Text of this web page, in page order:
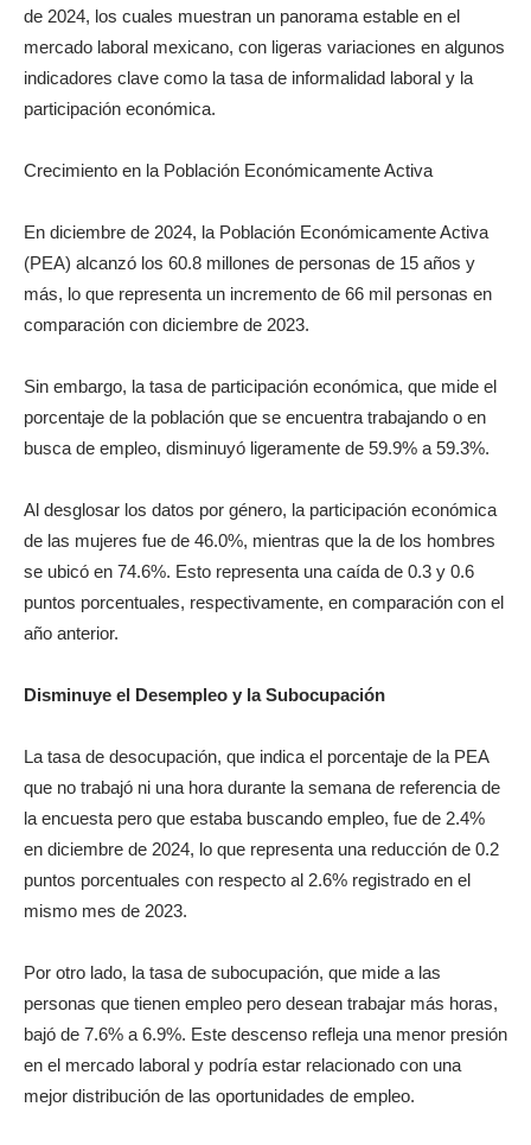
de 2024, los cuales muestran un panorama estable en el
mercado laboral mexicano, con ligeras variaciones en algunos
indicadores clave como la tasa de informalidad laboral y la
participación económica.
Crecimiento en la Población Económicamente Activa
En diciembre de 2024, la Población Económicamente Activa
(PEA) alcanzó los 60.8 millones de personas de 15 años y
más, lo que representa un incremento de 66 mil personas en
comparación con diciembre de 2023.
Sin embargo, la tasa de participación económica, que mide el
porcentaje de la población que se encuentra trabajando o en
busca de empleo, disminuyó ligeramente de 59.9% a 59.3%.
Al desglosar los datos por género, la participación económica
de las mujeres fue de 46.0%, mientras que la de los hombres
se ubicó en 74.6%. Esto representa una caída de 0.3 y 0.6
puntos porcentuales, respectivamente, en comparación con el
año anterior.
Disminuye el Desempleo y la Subocupación
La tasa de desocupación, que indica el porcentaje de la PEA
que no trabajó ni una hora durante la semana de referencia de
la encuesta pero que estaba buscando empleo, fue de 2.4%
en diciembre de 2024, lo que representa una reducción de 0.2
puntos porcentuales con respecto al 2.6% registrado en el
mismo mes de 2023.
Por otro lado, la tasa de subocupación, que mide a las
personas que tienen empleo pero desean trabajar más horas,
bajó de 7.6% a 6.9%. Este descenso refleja una menor presión
en el mercado laboral y podría estar relacionado con una
mejor distribución de las oportunidades de empleo.